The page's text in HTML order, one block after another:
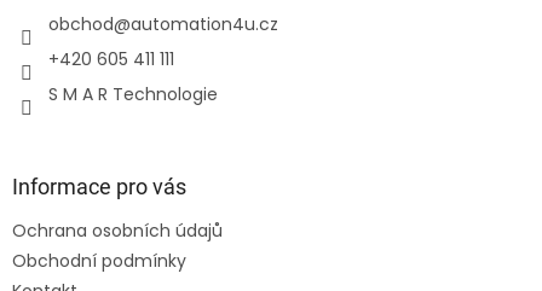
obchod@automation4u.cz
+420 605 411 111
S M A R Technologie
Informace pro vás
Ochrana osobních údajů
Obchodní podmínky